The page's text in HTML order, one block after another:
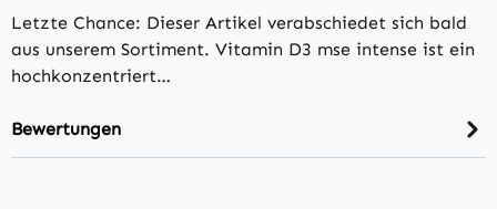
Letzte Chance: Dieser Artikel verabschiedet sich bald
aus unserem Sortiment. Vitamin D3 mse intense ist ein
hochkonzentriert…
Bewertungen